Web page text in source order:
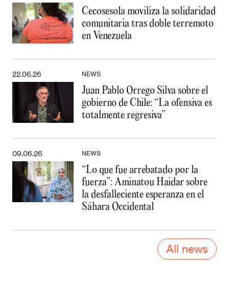
Cecosesola moviliza la solidaridad
comunitaria tras doble terremoto
en Venezuela
22.06.26 NEWS
Juan Pablo Orrego Silva sobre el
gobierno de Chile: “La ofensiva es
totalmente regresiva”
09.06.26 NEWS
“Lo que fue arrebatado por la
fuerza”: Aminatou Haidar sobre
la desfalleciente esperanza en el
Sáhara Occidental
All news